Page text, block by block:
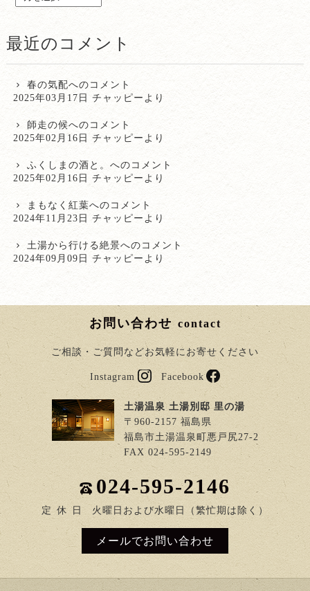
最近のコメント
春の気配へのコメント
2025年03月17日 チャッピーより
師走の候へのコメント
2025年02月16日 チャッピーより
ふくしまの酒と。 へのコメント
2025年02月16日 チャッピーより
まもなく紅葉へのコメント
2024年11月23日 チャッピーより
土湯から行ける絶景へのコメント
2024年09月09日 チャッピーより
お問い合わせ contact
ご相談・ご質問などお気軽にお寄せください
Instagram Facebook
土湯温泉 土湯別邸 里の湯
〒960-2157 福島県
福島市土湯温泉町悪戸尻27-2
FAX 024-595-2149
024-595-2146
定 休 日 火曜日および水曜日（繁忙期は除く）
メールでお問い合わせ